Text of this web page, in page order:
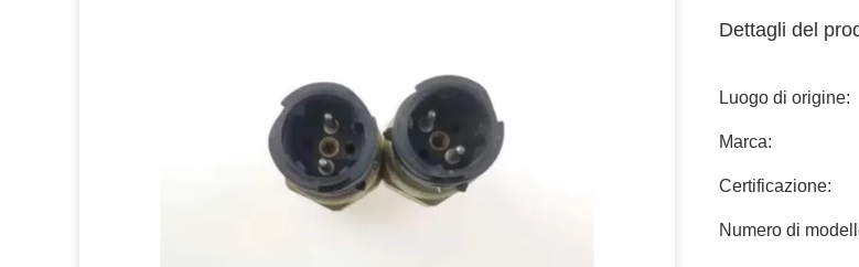
Dettagli del
Luogo di origine:
Marca:
Certificazione:
Numero di